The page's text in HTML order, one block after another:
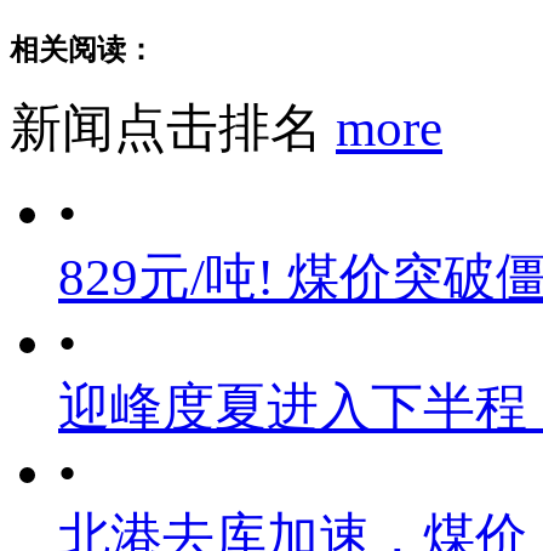
相关阅读：
新闻点击排名 more
•
829元/吨! 煤价突破
•
迎峰度夏进入下半
•
北港去库加速，煤